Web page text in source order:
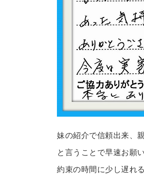
妹の紹介で信頼出来、
と言うことで早速お願
約束の時間に少し遅れ